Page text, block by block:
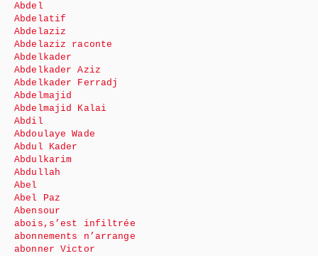
Abdel
Abdelatif
Abdelaziz
Abdelaziz raconte
Abdelkader
Abdelkader Aziz
Abdelkader Ferradj
Abdelmajid
Abdelmajid Kalai
Abdil
Abdoulaye Wade
Abdul Kader
Abdulkarim
Abdullah
Abel
Abel Paz
Abensour
abois,s’est infiltrée
abonnements n’arrange
abonner Victor